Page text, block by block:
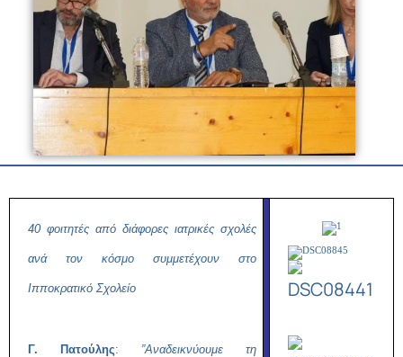
40 φοιτητές από διάφορες ιατρικές σχολές
ανά τον κόσμο συμμετέχουν στο
Ιπποκρατικό Σχολείο
Γ. Πατούλης: ”Αναδεικνύουμε τη